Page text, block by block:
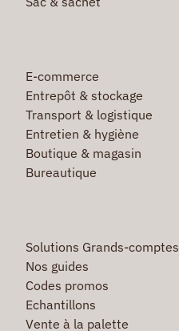
E-commerce
Entrepôt & stockage
Transport & logistique
Entretien & hygiène
Boutique & magasin
Bureautique
Solutions Grands-comptes
Nos guides
Codes promos
Echantillons
Vente à la palette